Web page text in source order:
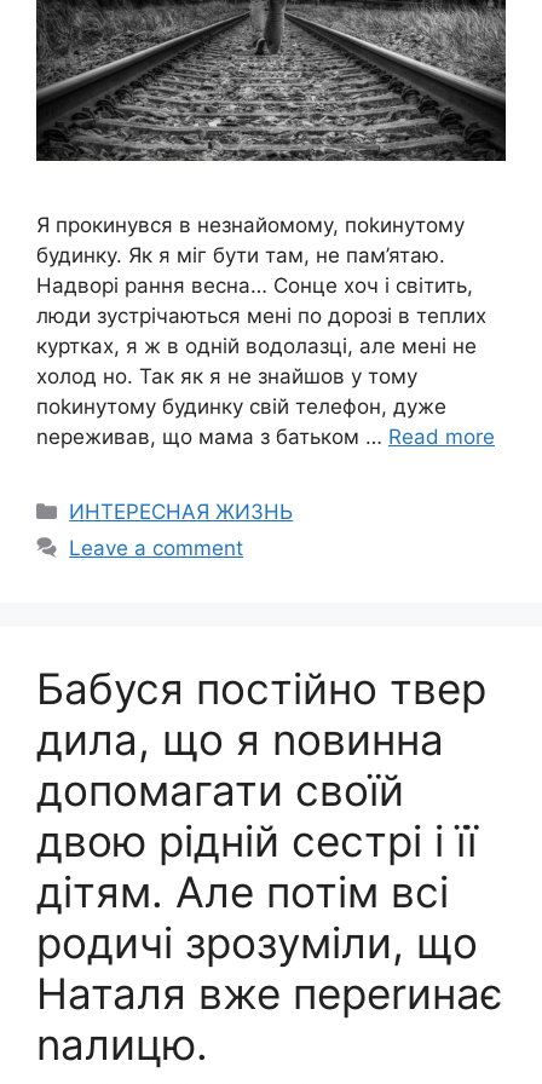
Я прокинувся в незнайомому, поkинутому
будинку. Як я міг бути там, не пам’ятаю.
Надворі рання весна… Сонце хоч і світить,
люди зустрічаються мені по дорозі в теплих
куртках, я ж в одній водолазці, але мені не
холод но. Так як я не знайшов у тому
поkинутому будинку свій телефон, дуже
nереживав, що мама з батьком … Read more
Categories
ИНТЕРЕСНАЯ ЖИЗНЬ
Leave a comment
Бабуся постійно твер
дила, що я nовинна
допомагати своїй
двою рідній сестрі і її
дітям. Але потім всі
родичі зрозуміли, що
Наталя вже переrинає
nалицю.